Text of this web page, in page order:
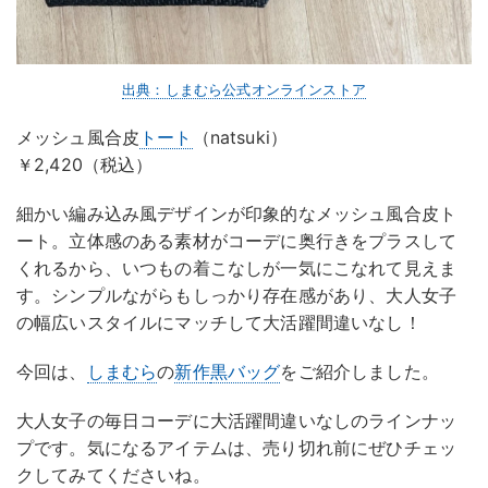
出典：しまむら公式オンラインストア
メッシュ風合皮 トート
（natsuki）
￥2,420（税込）
細かい編み込み風デザインが印象的なメッシュ風合皮ト
ート。立体感のある素材がコーデに奥行きをプラスして
くれるから、いつもの着こなしが一気にこなれて見えま
す。シンプルながらもしっかり存在感があり、大人女子
の幅広いスタイルにマッチして大活躍間違いなし！
今回は、 しまむらの新作黒バッグをご紹介しました。
大人女子の毎日コーデに大活躍間違いなしのラインナッ
プです。気になるアイテムは、売り切れ前にぜひチェッ
クしてみてくださいね。